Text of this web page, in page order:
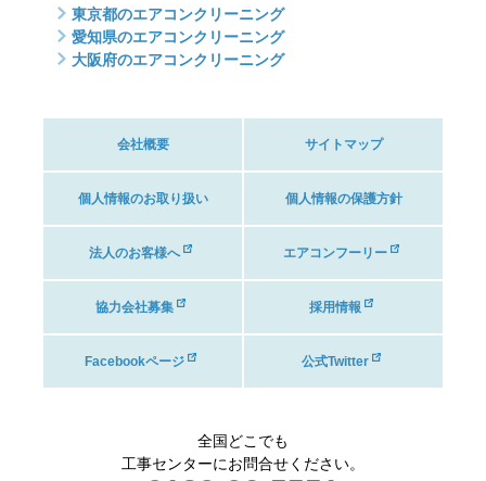
東京都のエアコンクリーニング
愛知県のエアコンクリーニング
大阪府のエアコンクリーニング
会社概要 サイトマップ
個人情報のお取り扱い 個人情報の保護方針
法人のお客様へ エアコンフーリー
協力会社募集 採用情報
Facebookページ 公式Twitter
全国どこでも
工事センターにお問合せください。